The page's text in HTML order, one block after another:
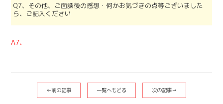
Q7、その他、ご面談後の感想・何かお気づきの点等ございました
ら、ご記入ください
A7、
←前の記事 一覧へもどる 次の記事→